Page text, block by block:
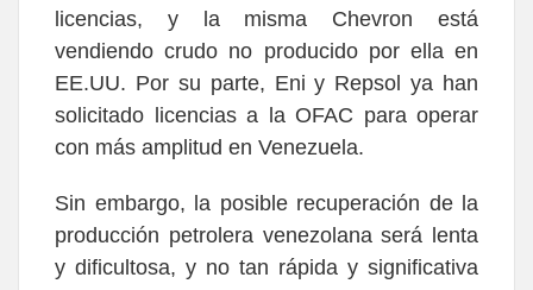
licencias, y la misma Chevron está
vendiendo crudo no producido por ella en
EE.UU. Por su parte, Eni y Repsol ya han
solicitado licencias a la OFAC para operar
con más amplitud en Venezuela.
Sin embargo, la posible recuperación de la
producción petrolera venezolana será lenta
y dificultosa, y no tan rápida y significativa